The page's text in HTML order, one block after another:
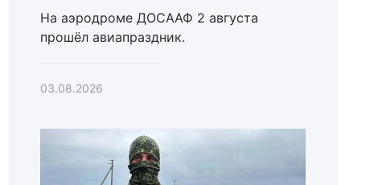
На аэродроме ДОСААФ 2 августа
прошёл авиапраздник.
03.08.2026